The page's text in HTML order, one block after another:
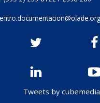
Tweets by